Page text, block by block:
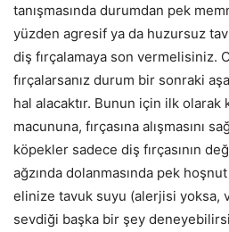
tanışmasında durumdan pek
yüzden agresif ya da huzursuz
diş fırçalamaya son vermelisiniz.
fırçalarsanız durum bir sonraki
hal alacaktır. Bunun için ilk olarak
macununa, fırçasına alışmasını
köpekler sadece diş fırçasının
ağzında dolanmasında pek
elinize tavuk suyu (alerjisi yoksa,
sevdiği başka bir şey